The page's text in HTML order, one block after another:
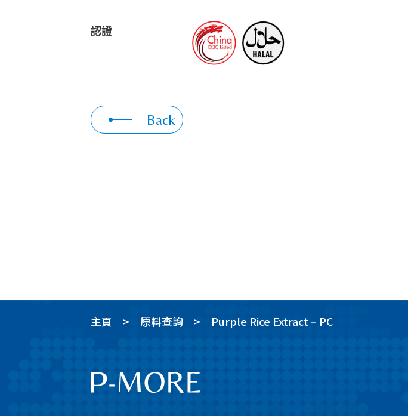
認證
Back
主頁 原料查詢 Purple Rice Extract – PC